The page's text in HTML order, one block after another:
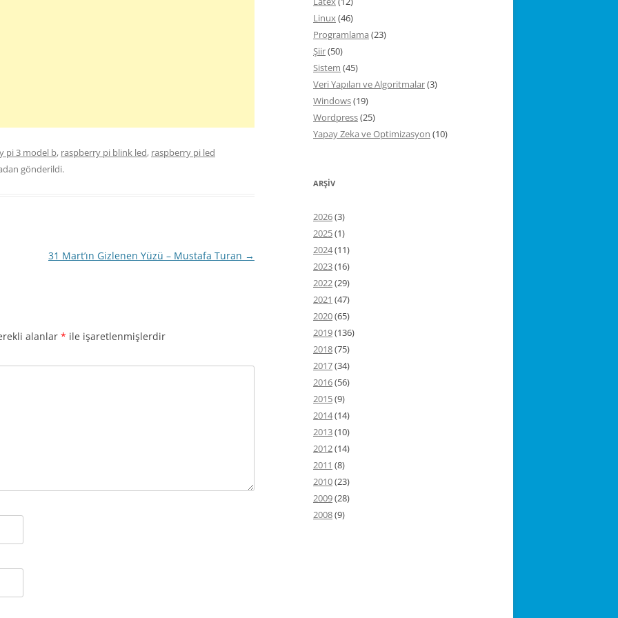
pi 3 model b, raspberry pi blink led, raspberry pi led
gönderildi.
31 Mart’ın Gizlenen Yüzü – Mustafa Turan →
alanlar * ile işaretlenmişlerdir
Linux(46)
Programlama (23)
Şiir(50)
Sistem (45)
Veri Yapıları ve Algoritmalar(3)
Windows(19)
Wordpress(25)
Yapay Zeka ve Optimizasyon (10)
ARŞIV
2026(3)
2025(1)
2024(11)
2023(16)
2022(29)
2021 (47)
2020(65)
2019(136)
2018(75)
2017(34)
2016(56)
2015(9)
2014(14)
2013(10)
2012(14)
2011 (8)
2010(23)
2009(28)
2008(9)